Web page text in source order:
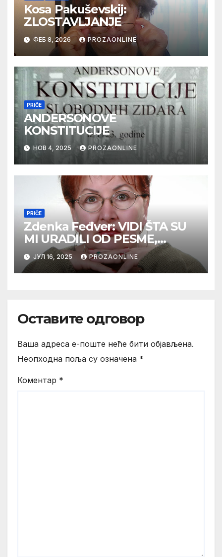
Kosa Pakuševskij:
ZLOSTAVLJANJE
ФЕБ 8, 2026 PROZAONLINE
PRIČE
ANDERSONOVE
KONSTITUCIJE
НОВ 4, 2025 PROZAONLINE
PRIČE
Zdenka Feđver: VIDI ŠTA SU
MI URADILI OD PESME,
MAMA*
ЈУЛ 16, 2025 PROZAONLINE
Оставите одговор
Ваша адреса е-поште неће бити објављена.
Неопходна поља су означена *
Коментар *